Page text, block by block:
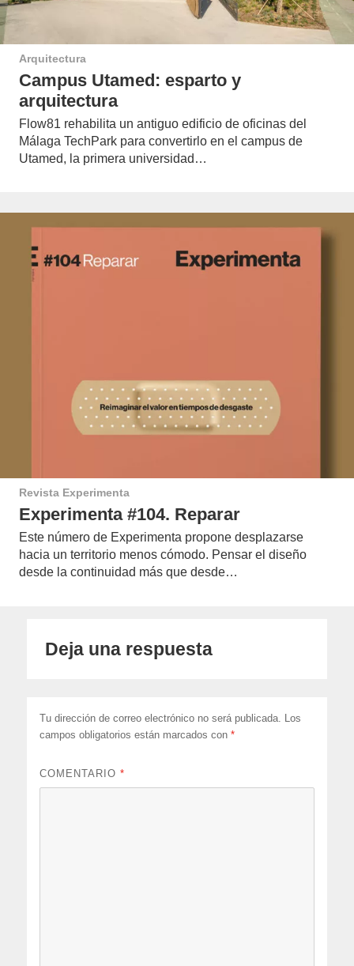
Arquitectura
Campus Utamed: esparto y
arquitectura
Flow81 rehabilita un antiguo edificio de oficinas del
Málaga TechPark para convertirlo en el campus de
Utamed, la primera universidad…
Revista Experimenta
Experimenta #104. Reparar
Este número de Experimenta propone desplazarse
hacia un territorio menos cómodo. Pensar el diseño
desde la continuidad más que desde…
Deja una respuesta
Tu dirección de correo electrónico no será publicada. Los
campos obligatorios están marcados con*
COMENTARIO*